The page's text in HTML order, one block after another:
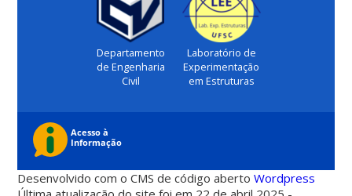
Departamento
de Engenharia
Civil
Laboratório de
Experimentação
em Estruturas
Desenvolvido com o CMS de código abertoWordpress